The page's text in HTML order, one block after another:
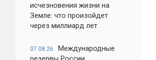
исчезновения жизни на
Земле: что произойдет
через миллиард лет
07.08.26
Международные